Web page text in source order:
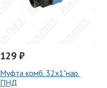
129 ₽
Муфта комб. 32х1"нар.
ПНД